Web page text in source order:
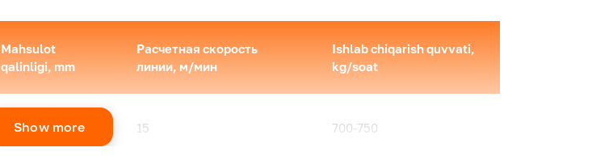
Mahsulot
qalinligi, mm
Расчетная скорость
линии, м/мин
Ishlab chiqarish quvvati,
kg/soat
0,38-1,0 15 700-750
Show more